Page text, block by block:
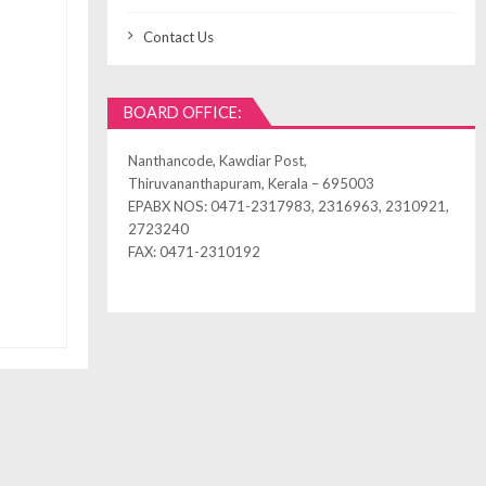
Contact Us
BOARD OFFICE:
Nanthancode, Kawdiar Post,
Thiruvananthapuram, Kerala – 695003
EPABX NOS: 0471-2317983, 2316963, 2310921,
2723240
FAX: 0471-2310192